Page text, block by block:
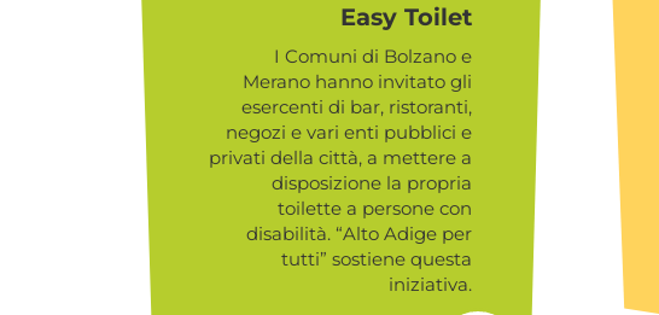
Easy Toilet
I Comuni di Bolzano e
Merano hanno invitato gli
esercenti di bar, ristoranti,
negozi e vari enti pubblici e
privati della città, a mettere a
disposizione la propria
toilette a persone con
disabilità. “Alto Adige per
tutti” sostiene questa
iniziativa.